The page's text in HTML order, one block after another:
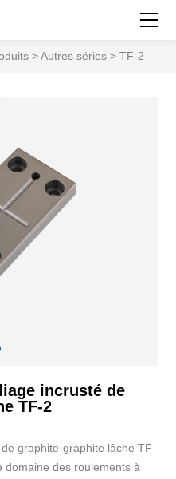
>Autres séries > TF-2
incrusté de
TF-2
graphite-graphite lâche TF-
domaine des roulements à